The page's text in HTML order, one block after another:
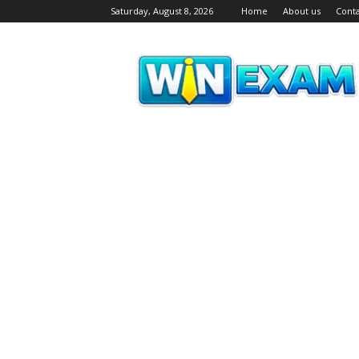
Saturday, August 8, 2026 Home About us
EXAM